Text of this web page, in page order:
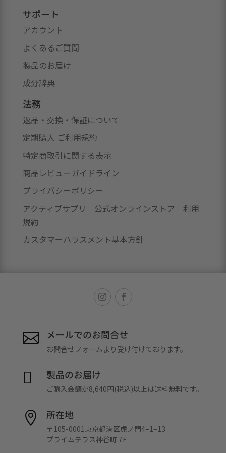
サポート
アカウント
よくあるご質問
製品のお届け
成分辞典
法務
返品・交換・保証について
定期購入 ご利用規約
特定商取引に関する表示
商品レビューガイドライン
プライバシーポリシー
アクティブサプリ 公式オンラインストア 利用
規約
カスタマーハラスメント基本方針
 メールでのお問合せ
お問合せフォームより受け付けております。
 製品のお届け
ご購入金額が8,640円(税込)以上は送料無料です。
 所在地
〒105-0001東京都港区虎ノ門4–1–13
プライムテラス神谷町 7F